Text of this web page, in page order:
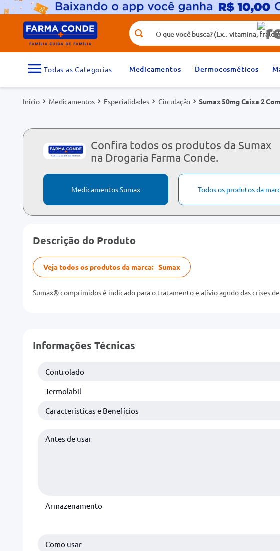
O que você busca? (Ex.: vitamina, fralda)
Medicamentos Dermocosméticos
Medicamentos Especialidades Circulação Sumax 50mg Caixa 2
Confira todos os produtos da Sumax
na Drogaria Farma Conde.
Medicamentos Sumax Todos os produtos da
Descrição do Produto
Veja todos os produtos da marca: Sumax
Sumax® comprimidos é indicado para o tratamento e alívio agudo das crises
Informações Técnicas
Controlado
Termolabil
Caracteristicas e Benefícios
Antes de usar
Armazenamento
Como usar
Termos mais buscados
1
medicamento 2º
fralda
5º dipirona 6º